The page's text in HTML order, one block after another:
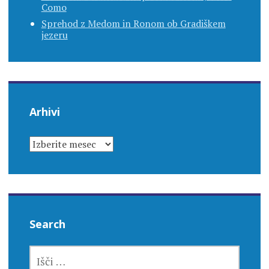
Como
Sprehod z Medom in Ronom ob Gradiškem
jezeru
Arhivi
ARHIVI
Search